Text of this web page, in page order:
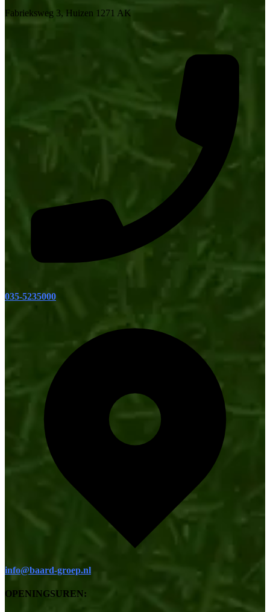
Fabrieksweg 3, Huizen 1271 AK
035-5235000
info@baard-groep.nl
OPENINGSUREN: